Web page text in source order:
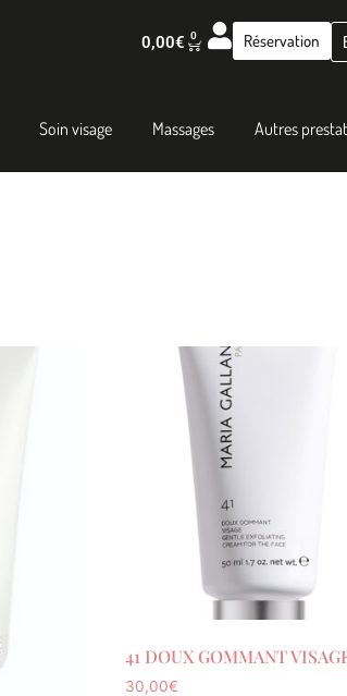
0,00€ 0 Réservation
Soin visage Massages Autres
41 DOUX GOMMANT
30,00€